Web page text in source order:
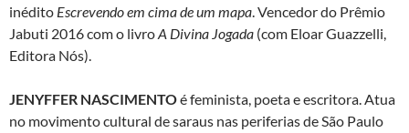
inédito Escrevendo em cima de um mapa. Vencedor do Prêmio
Jabuti 2016 com o livroA Divina Jogada (com Eloar Guazzelli,
Editora Nós).
JENYFFER NASCIMENTOé feminista, poeta e escritora. Atua
no movimento cultural de saraus nas periferias de São Paulo